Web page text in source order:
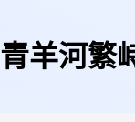
青羊河繁